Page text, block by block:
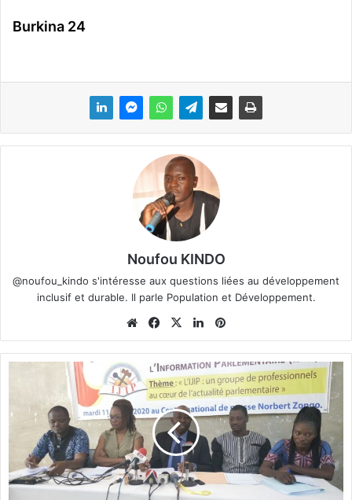
Burkina 24
Noufou KINDO
@noufou_kindo s'intéresse aux questions liées au développement
inclusif et durable. Il parle Population et Développement.
We
bsi
te
Fa
ce
bo
ok
X
Lin
ke
din
ter
est
m
e